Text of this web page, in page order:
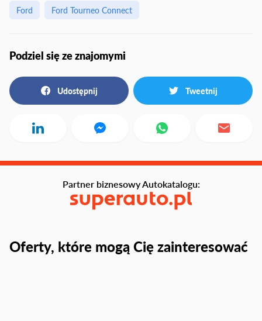
Ford Ford Tourneo Connect
Podziel się ze znajomymi
Udostępnij Tweetnij
Oferty, które mogą Cię zainteresować
Partner biznesowy Autokatalogu: